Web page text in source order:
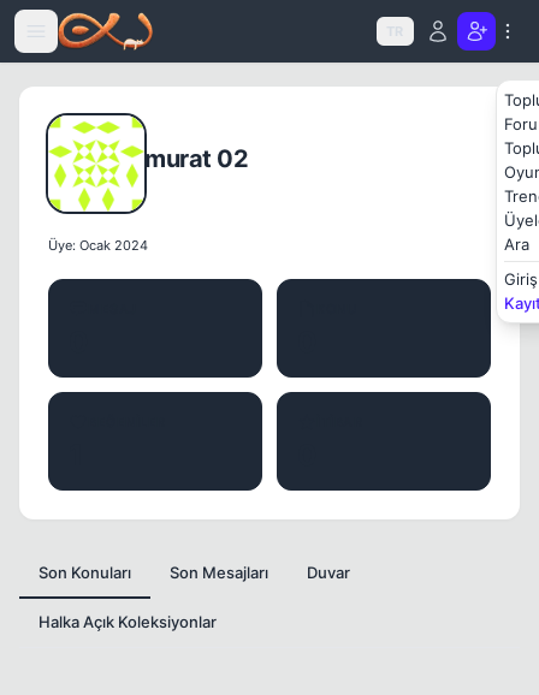
Icerige atla
TR
Ara
Giriş
murat 02
Üye: Ocak 2024
Son Konuları Son Mesajları Duvar
Halka Açık Koleksiyonlar